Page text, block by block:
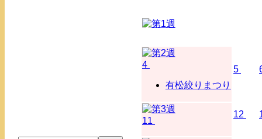
4
有松絞りまつり
5
11
12